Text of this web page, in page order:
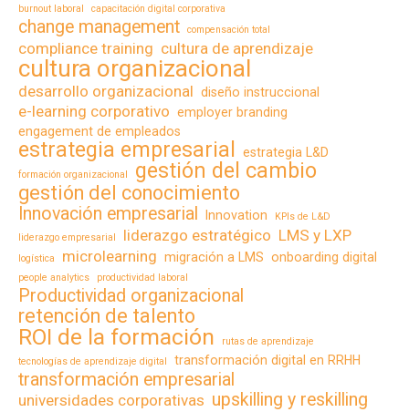
burnout laboral
capacitación digital corporativa
change management compensación total
compliance training cultura de aprendizaje
cultura organizacional
desarrollo organizacional diseño instruccional
e-learning corporativo employer branding
engagement de empleados
estrategia empresarial estrategia L&D
formación organizacional gestión del cambio
gestión del conocimiento
Innovación empresarial Innovation
KPIs de L&D
liderazgo empresarial
liderazgo estratégico LMS y LXP
logística microlearning migración a LMS onboarding digital
people analytics productividad laboral
Productividad organizacional
retención de talento
ROI de la formación
rutas de aprendizaje
tecnologías de aprendizaje digital
transformación digital en RRHH
transformación empresarial
universidades corporativas upskilling y reskilling